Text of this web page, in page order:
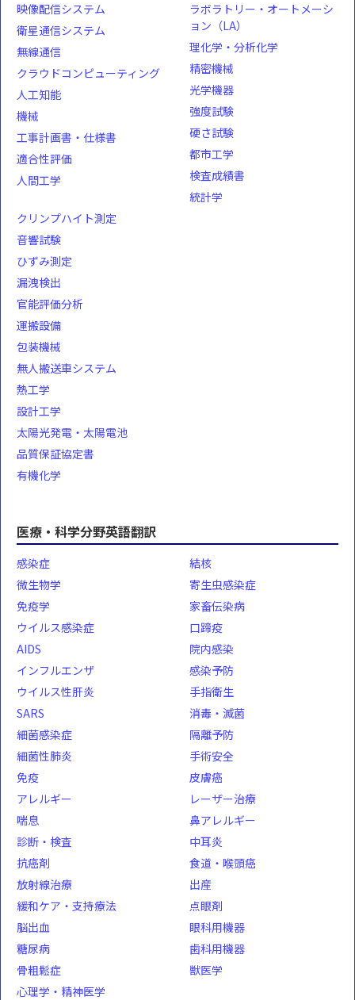
映像配信システム
衛星通信システム
無線通信
クラウドコンピューティング
人工知能
機械
工事計画書・仕様書
適合性評価
人間工学
ラボラトリー・オートメーシ
ョン（LA）
理化学・分析化学
精密機械
光学機器
強度試験
硬さ試験
都市工学
検査成績書
統計学
クリンプハイト測定
音響試験
ひずみ測定
漏洩検出
官能評価分析
運搬設備
包装機械
無人搬送車システム
熱工学
設計工学
太陽光発電・太陽電池
品質保証協定書
有機化学
医療・科学分野英語翻訳
感染症
微生物学
免疫学
ウイルス感染症
AIDS
インフルエンザ
ウイルス性肝炎
SARS
細菌感染症
細菌性肺炎
結核
寄生虫感染症
家畜伝染病
口蹄疫
院内感染
感染予防
手指衛生
消毒・滅菌
隔離予防
手術安全
免疫
アレルギー
喘息
診断・検査
抗癌剤
放射線治療
緩和ケア・支持療法
脳出血
糖尿病
骨粗鬆症
皮膚癌
レーザー治療
鼻アレルギー
中耳炎
食道・喉頭癌
出産
点眼剤
眼科用機器
歯科用機器
獣医学
心理学・精神医学